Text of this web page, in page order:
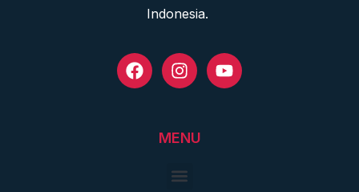
Indonesia.
MENU